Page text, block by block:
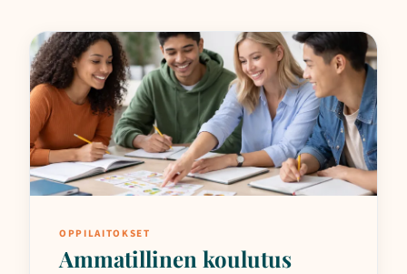
OPPILAITOKSET
Ammatillinen koulutus